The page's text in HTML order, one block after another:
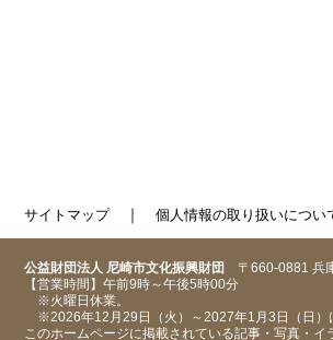
サイトマップ｜ 個人情報の取り扱いについ
公益財団法人 尼崎市文化振興財団 〒660-0881 兵
【営業時間】午前9時～午後5時00分
※火曜日休業。
※2026年12月29日（火）～2027年1月3日（日）
このホームページに掲載されている記事・写真・